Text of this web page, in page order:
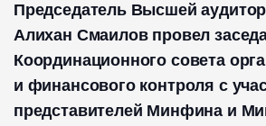
Председатель Высшей
Алихан Смаилов провел
Координационного совета
и финансового контроля с
представителей Минфина и